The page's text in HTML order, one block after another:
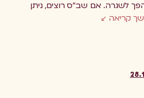
לשגרה. אם שב"ס רוצים, ניתן
קריאה